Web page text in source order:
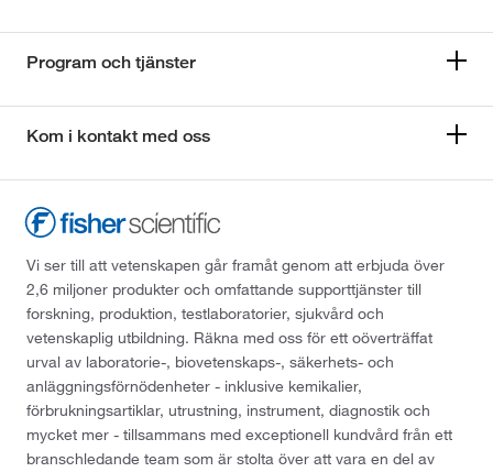
Program och tjänster
Kom i kontakt med oss
Vi ser till att vetenskapen går framåt genom att erbjuda över
2,6 miljoner produkter och omfattande supporttjänster till
forskning, produktion, testlaboratorier, sjukvård och
vetenskaplig utbildning. Räkna med oss för ett oöverträffat
urval av laboratorie-, biovetenskaps-, säkerhets- och
anläggningsförnödenheter - inklusive kemikalier,
förbrukningsartiklar, utrustning, instrument, diagnostik och
mycket mer - tillsammans med exceptionell kundvård från ett
branschledande team som är stolta över att vara en del av